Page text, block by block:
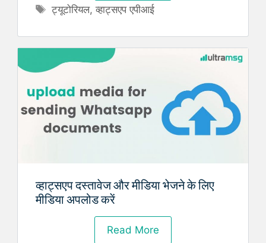
Tags
ट्यूटोरियल,व्हाट्सएप एपीआई
व्हाट्सएप दस्तावेज और मीडिया भेजने के लिए
मीडिया अपलोड करें
Read More